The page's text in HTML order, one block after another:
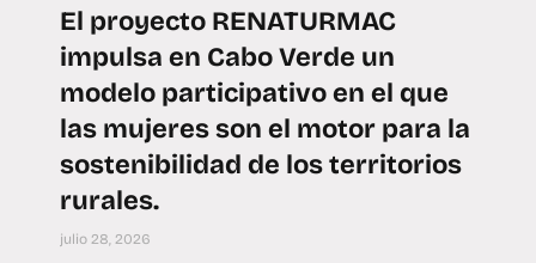
El proyecto RENATURMAC
impulsa en Cabo Verde un
modelo participativo en el que
las mujeres son el motor para la
sostenibilidad de los territorios
rurales.
julio 28, 2026